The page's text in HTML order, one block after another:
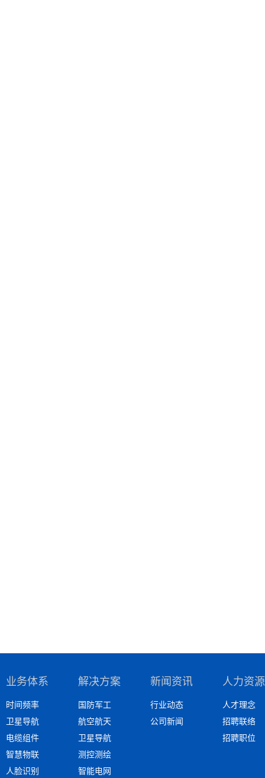
业务体系
时间频率
卫星导航
电缆组件
智慧物联
人脸识别
解决方案
国防军工
航空航天
卫星导航
测控测绘
智能电网
新闻资讯
行业动态
公司新闻
人力资源
人才理念
招聘联络
招聘职位